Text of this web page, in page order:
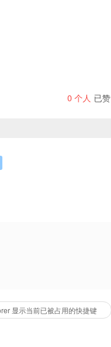
0 个人 已赞
显示当前已被占用的快捷键